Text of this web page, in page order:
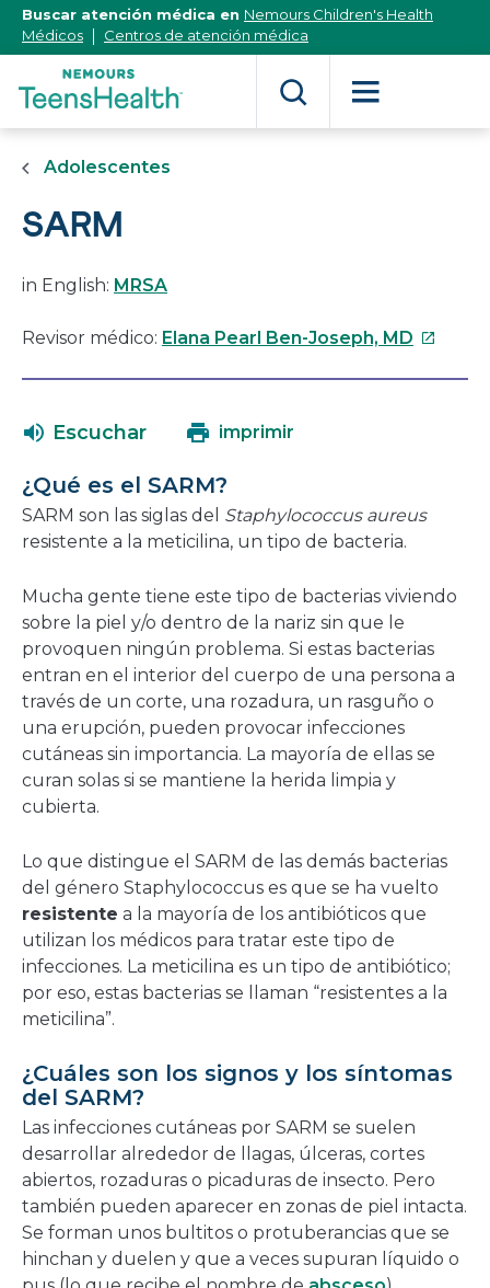
[Skip
Content]
Buscar atención médica en Nemours Children's Health
Médicos
Centros de atención médica
Adolescentes
SARM
in English: MRSA
Revisor médico: Elana Pearl Ben-Joseph, MD Este
ventana
Escuchar imprimir
¿Qué es el SARM?
SARM son las siglas del Staphylococcus aureus
resistente a la meticilina, un tipo de bacteria.
Mucha gente tiene este tipo de bacterias viviendo
sobre la piel y/o dentro de la nariz sin que le
provoquen ningún problema. Si estas bacterias
entran en el interior del cuerpo de una persona a
través de un corte, una rozadura, un rasguño o
una erupción, pueden provocar infecciones
cutáneas sin importancia. La mayoría de ellas se
curan solas si se mantiene la herida limpia y
cubierta.
Lo que distingue el SARM de las demás bacterias
del género Staphylococcus es que se ha vuelto
resistente a la mayoría de los antibióticos que
utilizan los médicos para tratar este tipo de
infecciones. La meticilina es un tipo de antibiótico;
por eso, estas bacterias se llaman “resistentes a la
meticilina”.
¿Cuáles son los signos y los síntomas
del SARM?
Las infecciones cutáneas por SARM se suelen
desarrollar alrededor de llagas, úlceras, cortes
abiertos, rozaduras o picaduras de insecto. Pero
también pueden aparecer en zonas de piel intacta.
Se forman unos bultitos o protuberancias que se
hinchan y duelen y que a veces supuran líquido o